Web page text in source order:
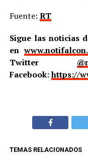
Fuente: RT
Sigue las noticias
en
Twitter
Facebook:https://
TEMAS RELACIONADOS